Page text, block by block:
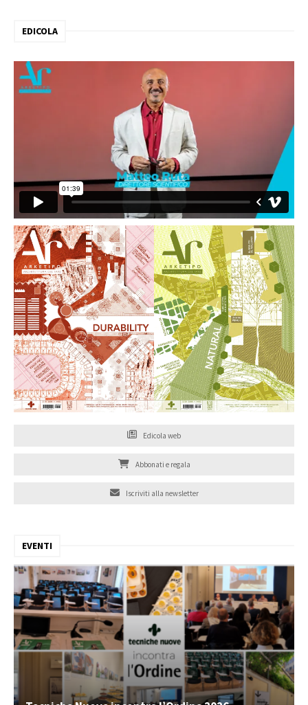
EDICOLA
Edicola web
Abbonati e regala
Iscriviti alla newsletter
EVENTI